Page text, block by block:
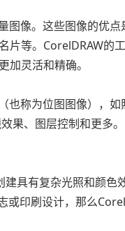
图像。这些图像的优点
片等。CorelDRAW的
灵活和精确。
也称为位图图像），如
果、图层控制和更多
具有复杂光照和颜色
或印刷设计，那么